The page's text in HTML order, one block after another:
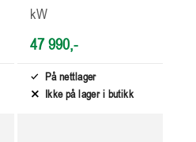
kW
47 990,-
På nettlager
Ikke på lager i butikk